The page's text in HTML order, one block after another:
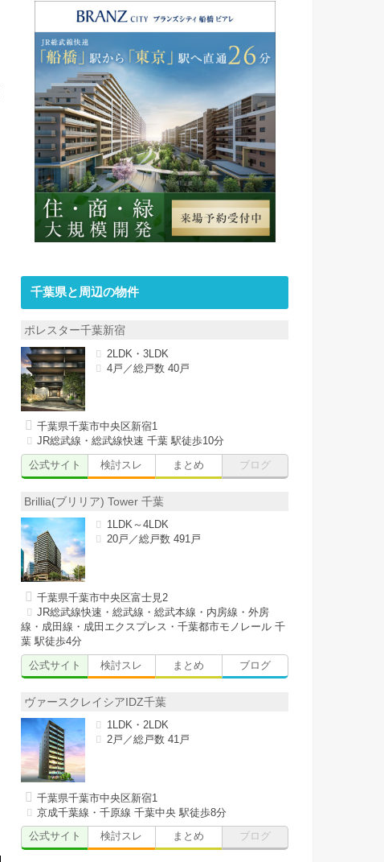
千葉県と周辺の物件
ポレスター千葉新宿
2LDK・3LDK
4戸／総戸数 40戸
千葉県千葉市中央区新宿1
JR総武線・総武線快速 千葉 駅徒歩10分
公式サイト
検討スレ まとめ ブログ
Brillia(ブリリア) Tower 千葉
1LDK～4LDK
20戸／総戸数 491戸
千葉県千葉市中央区富士見2
JR総武線快速・総武線・総武本線・内房線・外房
線・成田線・成田エクスプレス・千葉都市モノレール 千
葉 駅徒歩4分
公式サイト
検討スレ まとめ ブログ
ヴァースクレイシアIDZ千葉
1LDK・2LDK
2戸／総戸数 41戸
千葉県千葉市中央区新宿1
京成千葉線・千原線 千葉中央 駅徒歩8分
公式サイト
検討スレ まとめ ブログ